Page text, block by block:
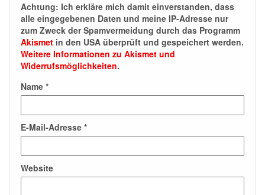
Achtung: Ich erkläre mich damit einverstanden, dass
alle eingegebenen Daten und meine IP-Adresse nur
zum Zweck der Spamvermeidung durch das Programm
Akismet in den USA überprüft und gespeichert werden.
Weitere Informationen zu Akismet und
Widerrufsmöglichkeiten.
Name *
E-Mail-Adresse *
Website